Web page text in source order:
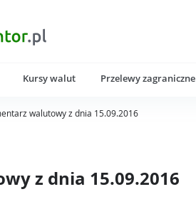
Kursy walut Przelewy zagraniczne
walutowy z dnia 15.09.2016
z dnia 15.09.2016